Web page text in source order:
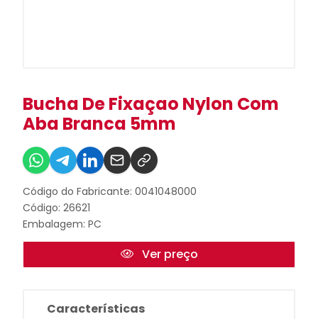
Bucha De Fixaçao Nylon Com
Aba Branca 5mm
Código do Fabricante: 0041048000
Código: 26621
Embalagem: PC
Ver preço
Características